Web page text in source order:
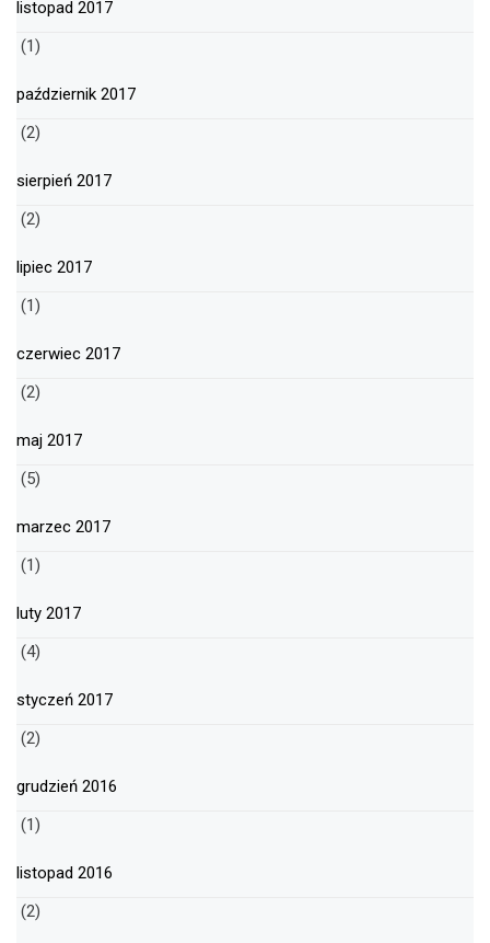
listopad 2017
(1)
październik 2017
(2)
sierpień 2017
(2)
lipiec 2017
(1)
czerwiec 2017
(2)
maj 2017
(5)
marzec 2017
(1)
luty 2017
(4)
styczeń 2017
(2)
grudzień 2016
(1)
listopad 2016
(2)